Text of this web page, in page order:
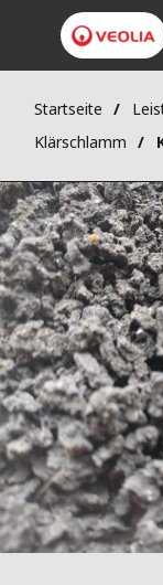
Startseite
Klärschlamm